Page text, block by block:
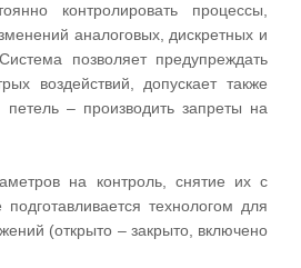
контролировать процессы,
аналоговых, дискретных и
позволяет предупреждать
воздействий, допускает также
петель – производить запреты на
на контроль, снятие их с
технологом для
(открыто – закрыто, включено